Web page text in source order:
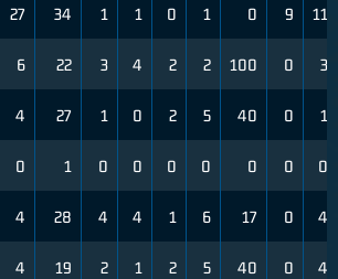
27 34 1 1 0 1 0 9 11
6 22 3 4 2 2 100 0 3
4 27 1 0 2 5 40 0 1
0 1 0 0 0 0 0 0 0
4 28 4 4 1 6 17 0 4
4 19 2 1 2 5 40 0 4